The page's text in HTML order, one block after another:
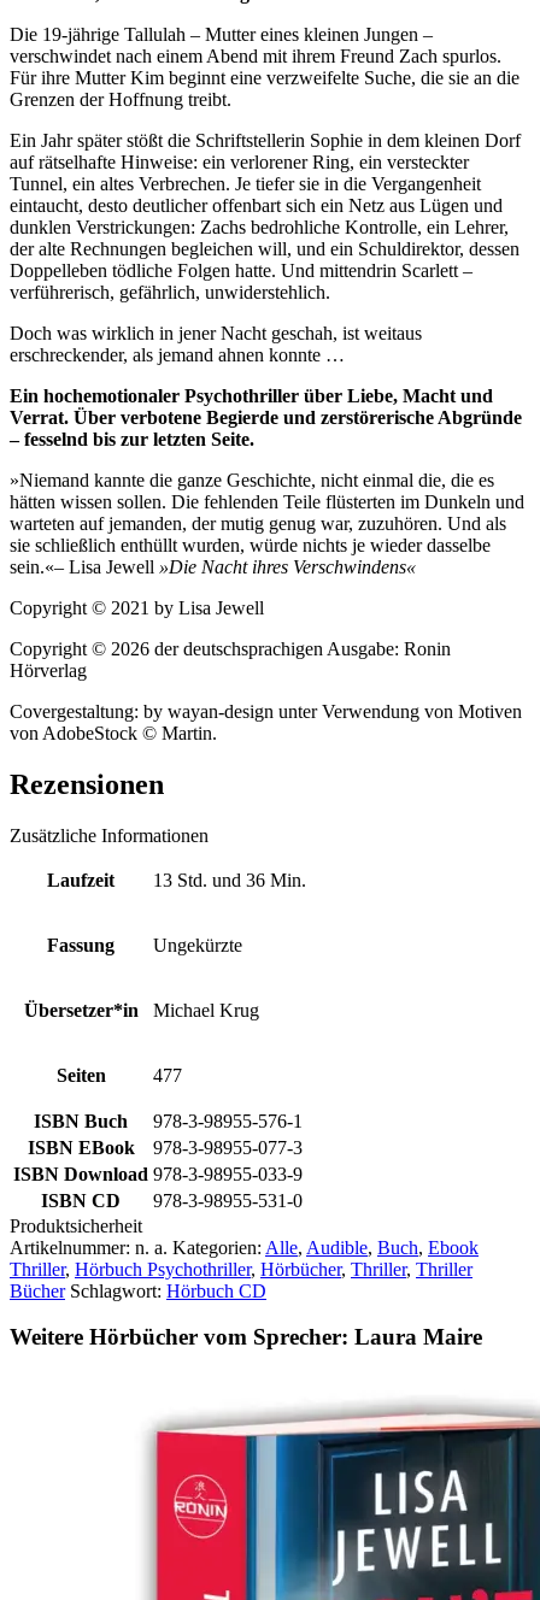
Die 19-jährige Tallulah – Mutter eines kleinen Jungen –
verschwindet nach einem Abend mit ihrem Freund Zach spurlos.
Für ihre Mutter Kim beginnt eine verzweifelte Suche, die sie an die
Grenzen der Hoffnung treibt.
Ein Jahr später stößt die Schriftstellerin Sophie in dem kleinen Dorf
auf rätselhafte Hinweise: ein verlorener Ring, ein versteckter
Tunnel, ein altes Verbrechen. Je tiefer sie in die Vergangenheit
eintaucht, desto deutlicher offenbart sich ein Netz aus Lügen und
dunklen Verstrickungen: Zachs bedrohliche Kontrolle, ein Lehrer,
der alte Rechnungen begleichen will, und ein Schuldirektor, dessen
Doppelleben tödliche Folgen hatte. Und mittendrin Scarlett –
verführerisch, gefährlich, unwiderstehlich.
Doch was wirklich in jener Nacht geschah, ist weitaus
erschreckender, als jemand ahnen konnte …
Ein hochemotionaler Psychothriller über Liebe, Macht und
Verrat. Über verbotene Begierde und zerstörerische Abgründe
– fesselnd bis zur letzten Seite.
»Niemand kannte die ganze Geschichte, nicht einmal die, die es
hätten wissen sollen. Die fehlenden Teile flüsterten im Dunkeln und
warteten auf jemanden, der mutig genug war, zuzuhören. Und als
sie schließlich enthüllt wurden, würde nichts je wieder dasselbe
sein.«– Lisa Jewell »Die Nacht ihres Verschwindens«
Copyright © 2021 by Lisa Jewell
Copyright © 2026 der deutschsprachigen Ausgabe: Ronin
Hörverlag
Covergestaltung: by wayan-design unter Verwendung von Motiven
von AdobeStock © Martin.
Rezensionen
Zusätzliche Informationen
Laufzeit 13 Std. und 36 Min.
Fassung Ungekürzte
Übersetzer*in Michael Krug
Seiten 477
ISBN Buch
978-3-98955-576-1
ISBN EBook
978-3-98955-077-3
ISBN Download 978-3-98955-033-9
ISBN CD
978-3-98955-531-0
Produktsicherheit
Artikelnummer: n. a. Kategorien: Alle, Audible, Buch, Ebook
Thriller, Hörbuch Psychothriller, Hörbücher, Thriller, Thriller
Bücher Schlagwort: Hörbuch CD
Weitere Hörbücher vom Sprecher: Laura Maire